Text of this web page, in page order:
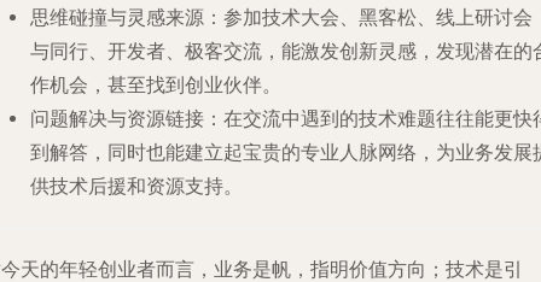
思维碰撞与灵感来源 ：参加技术大会、黑客松、线上研讨会
与同行、开发者、极客交流，能激发创新灵感，发现潜在的
作机会，甚至找到创业伙伴。
问题解决与资源链接 ：在交流中遇到的技术难题往往能更快
到解答，同时也能建立起宝贵的专业人脉网络，为业务发展
供技术后援和资源支持。
天的年轻创业者而言，业务是帆，指明价值方向；技术是引